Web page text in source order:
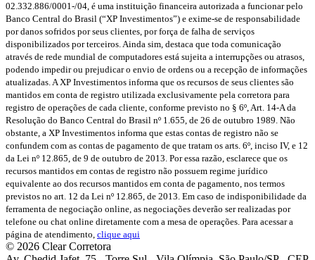
02.332.886/0001-/­04, é uma instituição financeira autorizada a funcionar pelo
Banco Central do Brasil (“XP Investimentos”) e exime-se de responsabilidade
por danos sofridos por seus clientes, por força de falha de serviços
disponibilizados por terceiros. Ainda sim, destaca que toda comunicação
através de rede mundial de computadores está sujeita a interrupções ou atrasos,
podendo impedir ou prejudicar o envio de ordens ou a recepção de informações
atualizadas. A XP Investimentos informa que os recursos de seus clientes são
mantidos em conta de registro utilizada exclusivamente pela corretora para
registro de operações de cada cliente, conforme previsto no § 6º, Art. 14-A da
Resolução do Banco Central do Brasil nº 1.655, de 26 de outubro 1989. Não
obstante, a XP Investimentos informa que estas contas de registro não se
confundem com as contas de pagamento de que tratam os arts. 6º, inciso IV, e 12
da Lei nº 12.865, de 9 de outubro de 2013. Por essa razão, esclarece que os
recursos mantidos em contas de registro não possuem regime jurídico
equivalente ao dos recursos mantidos em conta de pagamento, nos termos
previstos no art. 12 da Lei nº 12.865, de 2013. Em caso de indisponibilidade da
ferramenta de negociação online, as negociações deverão ser realizadas por
telefone ou chat online diretamente com a mesa de operações. Para acessar a
página de atendimento, clique aqui
© 2026 Clear Corretora